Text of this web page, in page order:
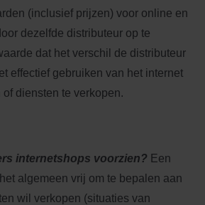
(inclusief prijzen) voor online en
dezelfde distributeur op te
dat het verschil de distributeur
effectief gebruiken van het internet
diensten te verkopen.
internetshops voorzien? Een
algemeen vrij om te bepalen aan
wil verkopen (situaties van